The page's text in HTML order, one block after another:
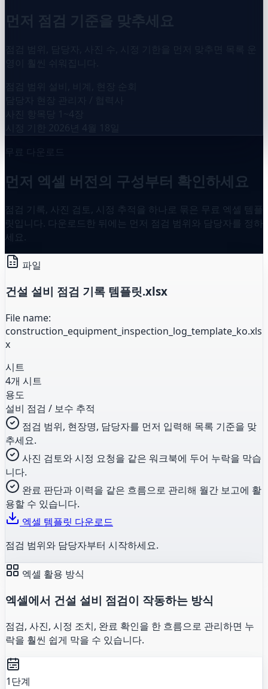
먼저 점검 기준을 맞추세요
점검 범위, 담당자, 사진 수, 시정 기한을 먼저 맞추면 목록 운
영이 훨씬 쉬워집니다.
점검 범위
설비, 비계, 현장 순회
현장 관리자 / 협력사
2026년 4월 18일
무료 다운로드
먼저 엑셀 버전의 구성부터 확인하세요
점검 기록, 사진 검토, 시정 추적을 하나로 묶은 무료 엑셀 템플
릿입니다. 다운로드한 뒤에는 먼저 점검 범위와 담당자를 정하
세요.
파일
건설 설비 점검 기록 템플릿.xlsx
File name:
construction_equipment_inspection_log_template_ko.xls
x
시트
4개 시트
용도
설비 점검 / 보수 추적
점검 범위, 현장명, 담당자를 먼저 입력해 목록 기준을 맞
추세요.
사진 검토와 시정 요청을 같은 워크북에 두어 누락을 막습
니다.
완료 판단과 이력을 같은 흐름으로 관리해 월간 보고에 활
용할 수 있습니다.
엑셀 템플릿 다운로드
점검 범위와 담당자부터 시작하세요.
엑셀 활용 방식
엑셀에서 건설 설비 점검이 작동하는 방식
점검, 사진, 시정 조치, 완료 확인을 한 흐름으로 관리하면 누
락을 훨씬 쉽게 막을 수 있습니다.
1단계